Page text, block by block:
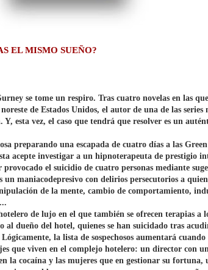
EL MISMO SUEÑO?
se tome un respiro. Tras cuatro novelas en las
de Estados Unidos, el autor de una de las
esta vez, el caso que tendrá que resolver es un
preparando una escapada de cuatro días a las
acepte investigar a un hipnoterapeuta de prestigio
el suicidio de cuatro personas mediante
maniacodepresivo con delirios persecutorios a
de la mente, cambio de comportamiento,
de lujo en el que también se ofrecen terapias a
al dueño del hotel, quienes se han suicidado tras
la lista de sospechosos aumentará
que viven en el complejo hotelero: un director con
la cocaína y las mujeres que en gestionar su fortuna,